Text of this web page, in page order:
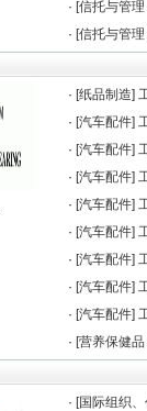
· [信托与管
· [信托与管
· [纸品制造]
· [汽车配件]
· [汽车配件]
· [汽车配件]
· [汽车配件]
· [汽车配件]
· [汽车配件]
· [汽车配件]
· [汽车配件]
· [营养保健
· [国际组织